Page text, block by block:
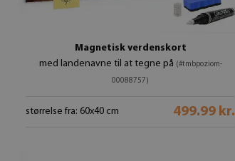
Magnetisk verdenskort
med landenavne til at tegne på (#tmbpoziom-
00088757)
størrelse fra: 60x40 cm 499.99 kr.